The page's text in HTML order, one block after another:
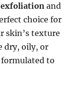
and
choice for
skin’s texture
dry, oily, or
to